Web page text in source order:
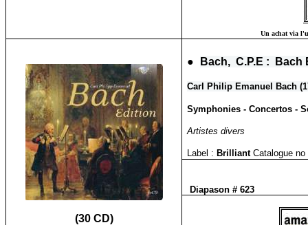
Un achat via
(30 CD)
● Bach, C.P.E : Bach
Carl Philip Emanuel Bach
Symphonies - Concertos -
Artistes divers
Label : BrilliantCatalogue no
Diapason # 623